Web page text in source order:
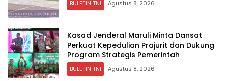
BULETIN TNI Agustus 8, 2026
Kasad Jenderal Maruli Minta Dansat
Perkuat Kepedulian Prajurit dan Dukung
Program Strategis Pemerintah
BULETIN TNI Agustus 8, 2026